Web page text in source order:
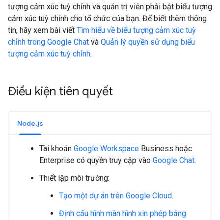
tượng cảm xúc tuỳ chỉnh và quản trị viên phải bật biểu tượng
cảm xúc tuỳ chỉnh cho tổ chức của bạn. Để biết thêm thông
tin, hãy xem bài viết Tìm hiểu về biểu tượng cảm xúc tuỳ
chỉnh trong Google Chat và Quản lý quyền sử dụng biểu
tượng cảm xúc tuỳ chỉnh.
Điều kiện tiên quyết
Node.js
Tài khoản Google Workspace Business hoặc
Enterprise có quyền truy cập vào Google Chat.
Thiết lập môi trường:
Tạo một dự án trên Google Cloud.
Định cấu hình màn hình xin phép bằng